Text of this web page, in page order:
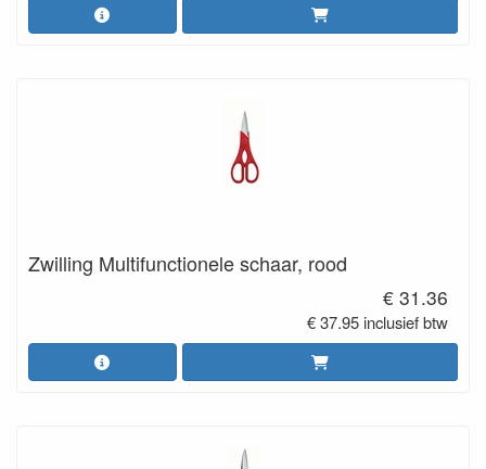
Zwilling Multifunctionele schaar, rood
€ 31.36
€ 37.95 inclusief btw